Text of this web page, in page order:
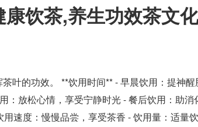
饮茶,养生功效茶文
叶的功效。 **饮用时间** - 早晨饮用：提神醒
：放松心情，享受宁静时光 - 餐后饮用：助消
速度：慢慢品尝，享受茶香 - 饮用量：适量